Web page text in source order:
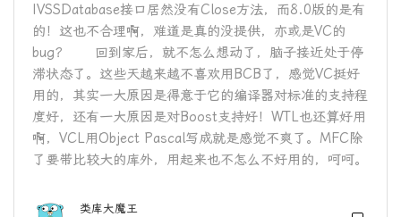
IVSSDatabase接口居然没有Close方法，而8.0版的是有
的！这也不合理啊，难道是真的没提供，亦或是VC的
bug？ 回到家后，就不怎么想动了，脑子接近处于停
滞状态了。这些天越来越不喜欢用BCB了，感觉VC挺好
用的，其实一大原因是得意于它的编译器对标准的支持程
度好，还有一大原因是对Boost支持好！WTL也还算好用
啊，VCL用Object Pascal写成就是感觉不爽了。MFC除
了要带比较大的库外，用起来也不怎么不好用的，呵呵。
类库大魔王